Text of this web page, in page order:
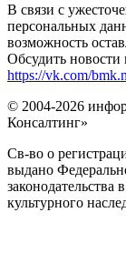
В связи с
персональных
возможность
Обсудить
https://vk.com/
© 2004-2026
Консалтинг»
Св-во о
выдано
культурного